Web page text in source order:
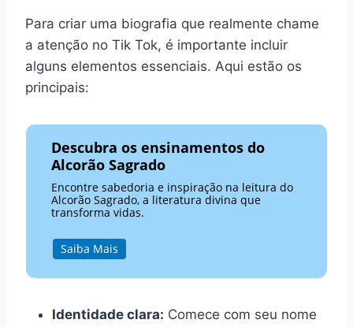
Para criar uma biografia que realmente chame
a atenção no Tik Tok, é importante incluir
alguns elementos essenciais. Aqui estão os
principais:
Descubra os ensinamentos do
Alcorão Sagrado
Encontre sabedoria e inspiração na leitura do
Alcorão Sagrado, a literatura divina que
transforma vidas.
Saiba Mais
Identidade clara: Comece com seu nome